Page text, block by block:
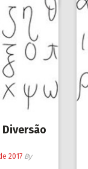
2017 By